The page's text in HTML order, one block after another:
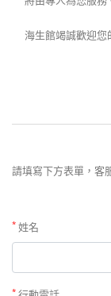
海生館竭誠歡迎您
請填寫下方表單，客
* 姓名
*